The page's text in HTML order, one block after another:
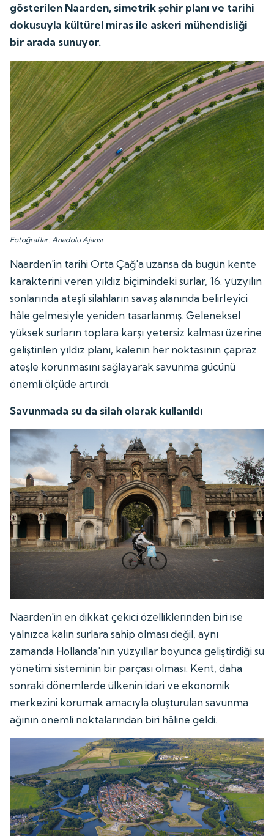
gösterilen Naarden, simetrik şehir planı ve tarihi
dokusuyla kültürel miras ile askeri mühendisliği
bir arada sunuyor.
Fotoğraflar: Anadolu Ajansı
Naarden'in tarihi Orta Çağ'a uzansa da bugün kente
karakterini veren yıldız biçimindeki surlar, 16. yüzyılın
sonlarında ateşli silahların savaş alanında belirleyici
hâle gelmesiyle yeniden tasarlanmış. Geleneksel
yüksek surların toplara karşı yetersiz kalması üzerine
geliştirilen yıldız planı, kalenin her noktasının çapraz
ateşle korunmasını sağlayarak savunma gücünü
önemli ölçüde artırdı.
Savunmada su da silah olarak kullanıldı
Naarden'in en dikkat çekici özelliklerinden biri ise
yalnızca kalın surlara sahip olması değil, aynı
zamanda Hollanda'nın yüzyıllar boyunca geliştirdiği su
yönetimi sisteminin bir parçası olması. Kent, daha
sonraki dönemlerde ülkenin idari ve ekonomik
merkezini korumak amacıyla oluşturulan savunma
ağının önemli noktalarından biri hâline geldi.